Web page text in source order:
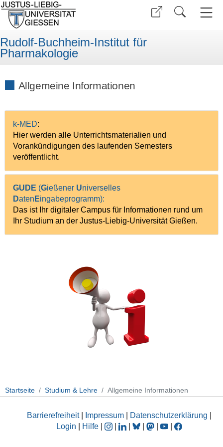
Rudolf-Buchheim-Institut für
Pharmakologie
Allgemeine Informationen
k-MED:
Hier werden alle Unterrichtsmaterialien und
Vorankündigungen des laufenden Semesters
veröffentlicht.
GUDE (Gießener Universelles
Daten Eingabeprogramm):
Das ist Ihr digitaler Campus für Informationen rund um
Ihr Studium an der Justus-Liebig-Universität Gießen.
Startseite Studium & Lehre Allgemeine Informationen
Barrierefreiheit| Impressum Datenschutzerklärung
Login
Hilfe